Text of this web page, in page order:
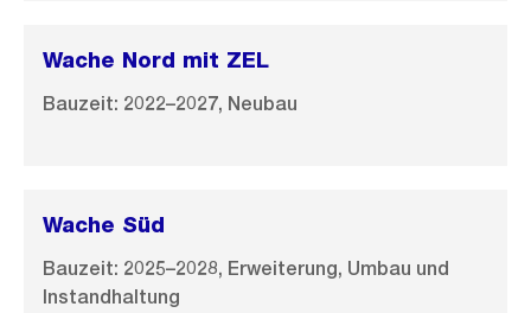
Wache Nord mit ZEL
Bauzeit: 2022–2027, Neubau
Wache Süd
Bauzeit: 2025–2028, Erweiterung, Umbau und
Instandhaltung